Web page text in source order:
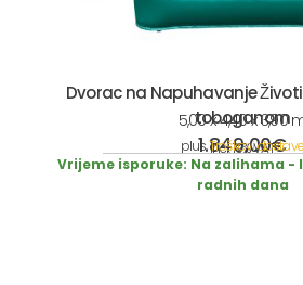
Dvorac na Napuhavanje
toboganom
5,00 x 4,40 x 3,90
1.849,00€
incl. 19% VAT
plusTroškovi dostave
Vrijeme isporuke: Na zalihama -
radnih dana